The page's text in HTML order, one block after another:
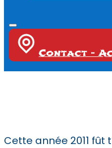
Contact -
Cette année 2011 fût